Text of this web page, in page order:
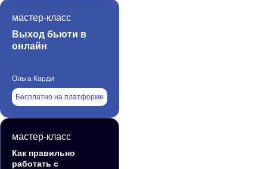
мастер-класс
Выход бьюти в
онлайн
Бесплатно на платформе
Ольга Карди
мастер-класс
Как правильно
работать с